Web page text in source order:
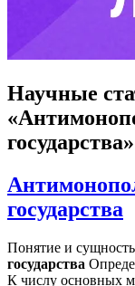
Научные
государства»
государства
Понятие и сущность
государства
К числу основных